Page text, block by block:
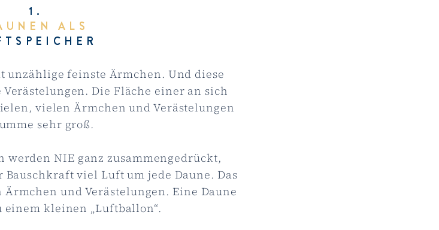
1.
ALS
unzählige feinste Ärmchen. Und diese
Die Fläche einer an sich
vielen Ärmchen und Verästelungen
sehr groß.
werden NIE ganz zusammengedrückt,
viel Luft um jede Daune. Das
und Verästelungen. Eine Daune
kleinen „Luftballon“.